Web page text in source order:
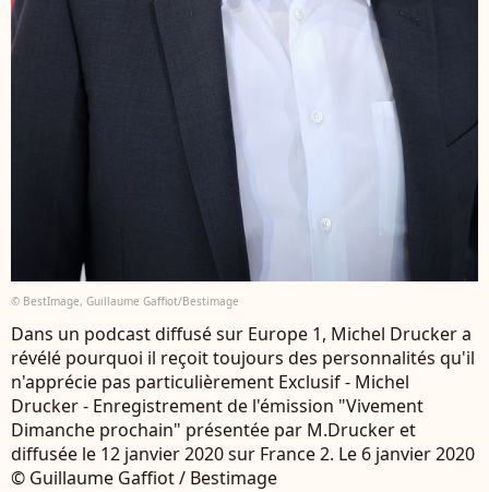
© BestImage, Guillaume Gaffiot/Bestimage
Dans un podcast diffusé sur Europe 1, Michel Drucker a
révélé pourquoi il reçoit toujours des personnalités qu'il
n'apprécie pas particulièrement Exclusif - Michel
Drucker - Enregistrement de l'émission "Vivement
Dimanche prochain" présentée par M.Drucker et
diffusée le 12 janvier 2020 sur France 2. Le 6 janvier 2020
© Guillaume Gaffiot / Bestimage